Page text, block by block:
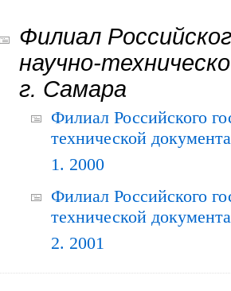
Филиал
научно-
г. Самара
Филиал Российского
технической
1. 2000
Филиал Российского
технической
2. 2001